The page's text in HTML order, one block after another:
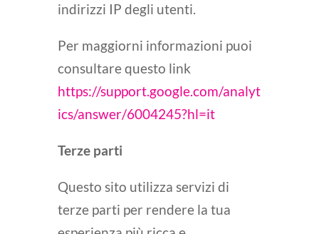
indirizzi IP degli utenti.
Per maggiorni informazioni puoi
consultare questo link
https://support.google.com/analyt
ics/answer/6004245?hl=it
Terze parti
Questo sito utilizza servizi di
terze parti per rendere la tua